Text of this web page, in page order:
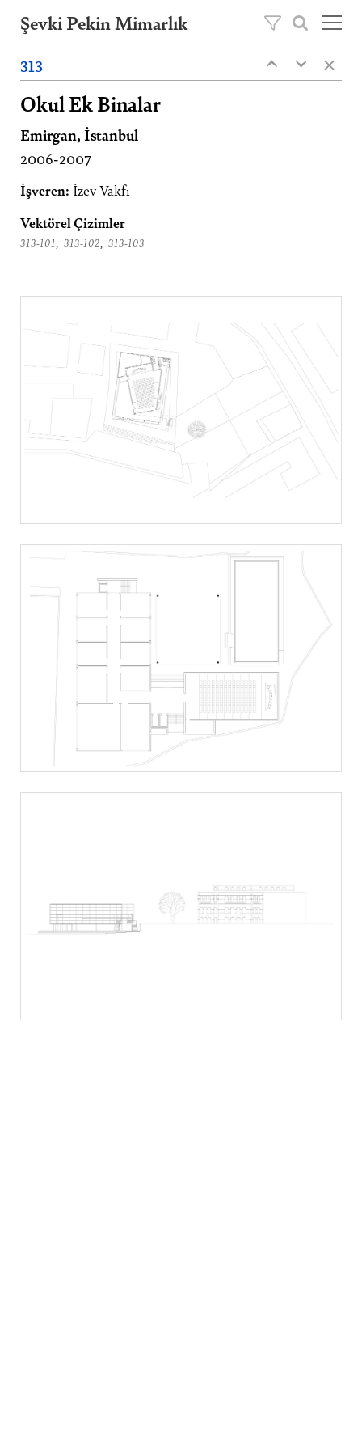
Şevki Pekin Mimarlık
mimarlık ofisini, 2020 yılından itibaren oğlu
Ömer Pekin yönetmektedir.
Projeler
Hakkımızda
Yayınlar
İletişim
313 ‹
‹ ×
Okul Ek Binalar
Emirgan, İstanbul
2006-2007
İşveren: İzev Vakfı
Vektörel Çizimler
313-101, 313-102, 313-103